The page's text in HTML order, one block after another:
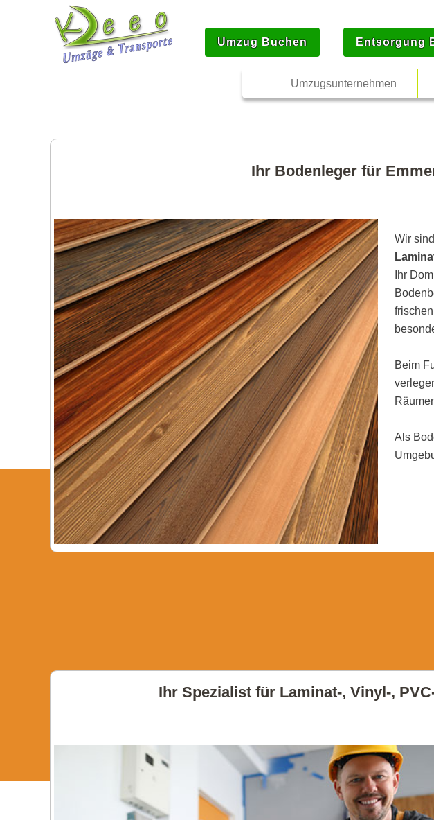
Umzug Buchen Entsorgung
Umzugsunternehmen
Ihr Bodenleger für
Wir
Ihr
Beim
Als
Ihr Spezialist für Laminat-, Vinyl-,